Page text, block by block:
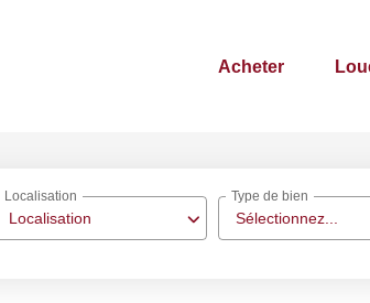
Acheter
Localisation
Localisation
Sélectionnez...
Type de bien